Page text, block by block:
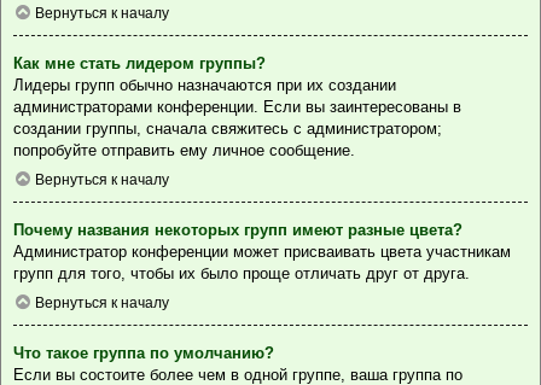
Вернуться к началу
Как мне стать лидером группы?
Лидеры групп обычно назначаются при их создании
администраторами конференции. Если вы заинтересованы в
создании группы, сначала свяжитесь с администратором;
попробуйте отправить ему личное сообщение.
Вернуться к началу
Почему названия некоторых групп имеют разные цвета?
Администратор конференции может присваивать цвета участникам
групп для того, чтобы их было проще отличать друг от друга.
Вернуться к началу
Что такое группа по умолчанию?
Если вы состоите более чем в одной группе, ваша группа по